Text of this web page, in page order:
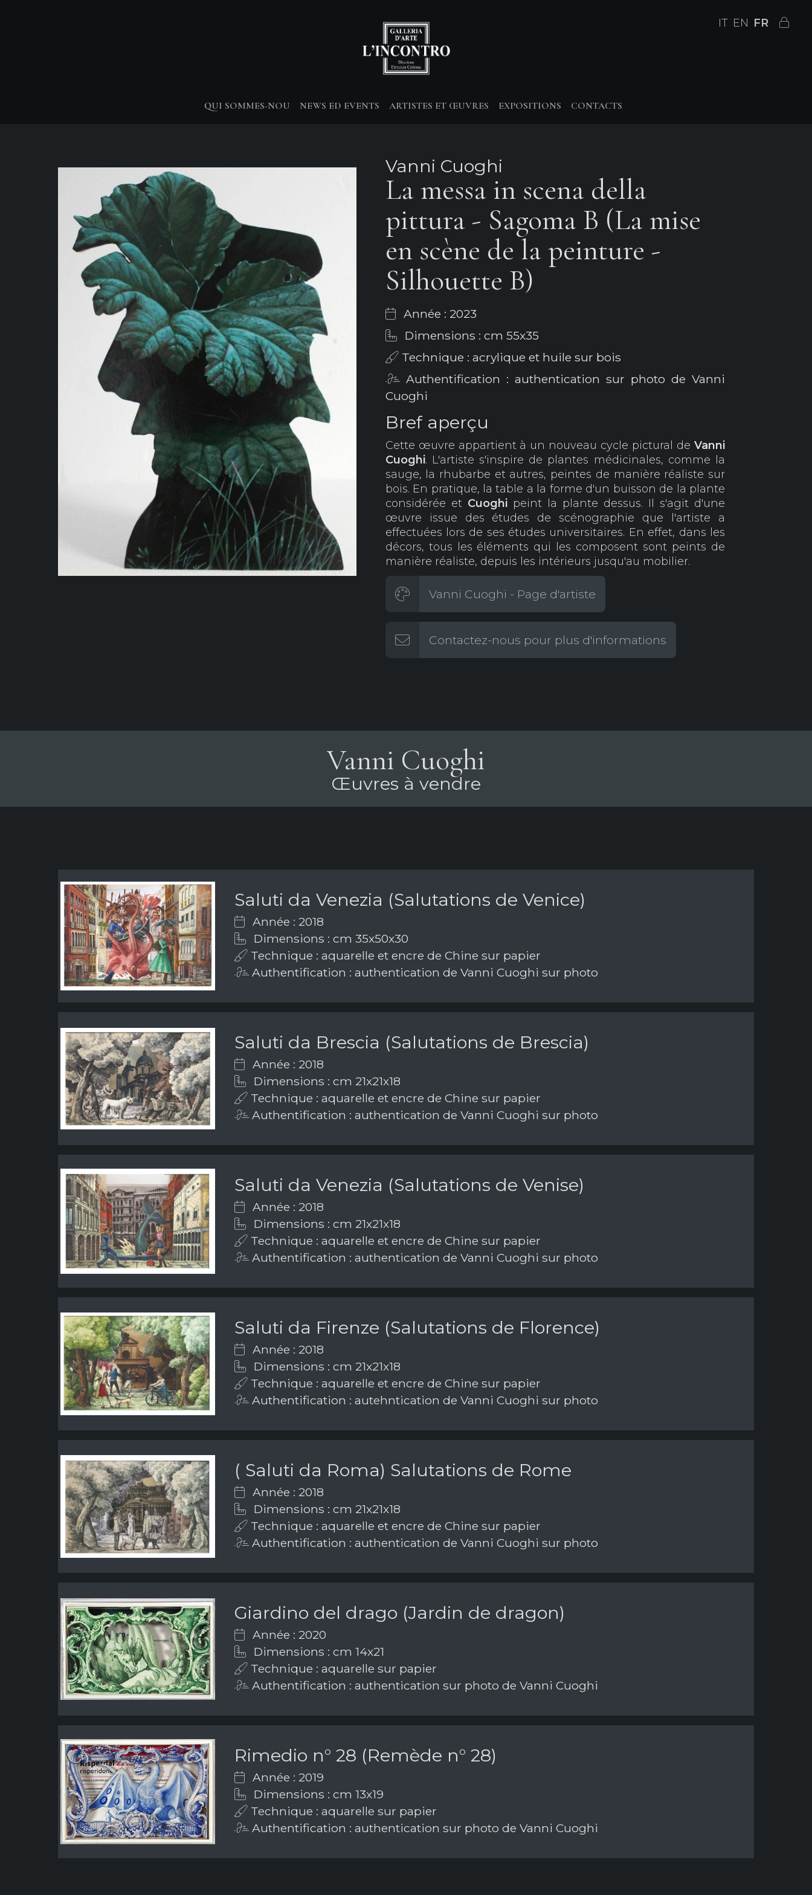
IT EN FR
QUI SOMMES-NOU NEWS ED EVENTS ARTISTES ET ŒUVRES EXPOSITIONS CONTACTS
Vanni Cuoghi
La messa in scena della
pittura - Sagoma B (La mise
en scène de la peinture -
Silhouette B)
Année : 2023
Dimensions : cm 55x35
Technique : acrylique et huile sur bois
Authentification : authentication sur photo de Vanni
Cuoghi
Bref aperçu
Cette œuvre appartient à un nouveau cycle pictural de Vanni
Cuoghi. L'artiste s'inspire de plantes médicinales, comme la
sauge, la rhubarbe et autres, peintes de manière réaliste sur
bois. En pratique, la table a la forme d'un buisson de la plante
considérée et Cuoghi peint la plante dessus. Il s'agit d'une
œuvre issue des études de scénographie que l'artiste a
effectuées lors de ses études universitaires. En effet, dans les
décors, tous les éléments qui les composent sont peints de
manière réaliste, depuis les intérieurs jusqu'au mobilier.
Vanni Cuoghi - Page d'artiste
Contactez-nous pour plus d'informations
Vanni Cuoghi
Œuvres à vendre
Saluti da Venezia (Salutations de Venice)
Année : 2018
Dimensions : cm 35x50x30
Technique : aquarelle et encre de Chine sur papier
Authentification : authentication de Vanni Cuoghi sur photo
Saluti da Brescia (Salutations de Brescia)
Année : 2018
Dimensions : cm 21x21x18
Technique : aquarelle et encre de Chine sur papier
Authentification : authentication de Vanni Cuoghi sur photo
Saluti da Venezia (Salutations de Venise)
Année : 2018
Dimensions : cm 21x21x18
Technique : aquarelle et encre de Chine sur papier
Authentification : authentication de Vanni Cuoghi sur photo
Saluti da Firenze (Salutations de Florence)
Année : 2018
Dimensions : cm 21x21x18
Technique : aquarelle et encre de Chine sur papier
Authentification : autehntication de Vanni Cuoghi sur photo
( Saluti da Roma) Salutations de Rome
Année : 2018
Dimensions : cm 21x21x18
Technique : aquarelle et encre de Chine sur papier
Authentification : authentication de Vanni Cuoghi sur photo
Giardino del drago (Jardin de dragon)
Année : 2020
Dimensions : cm 14x21
Technique : aquarelle sur papier
Authentification : authentication sur photo de Vanni Cuoghi
Rimedio n° 28 (Remède n° 28)
Année : 2019
Dimensions : cm 13x19
Technique : aquarelle sur papier
Authentification : authentication sur photo de Vanni Cuoghi